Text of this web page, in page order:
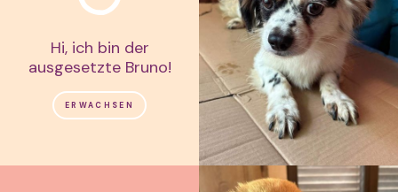
Hi, ich bin der
ausgesetzte Bruno!
ERWACHSEN